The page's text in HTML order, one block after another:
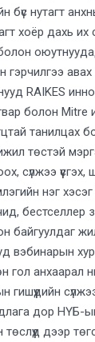
бүс нутагт
хоёр дахь их
болон
гэрчилгээ
RAIKES
болон Mitre
танилцах
төстэй
сүлжээ үүсгэх,
нэг
бестселлер
байгуулдаг
вэбинарын
гол анхаарал
дор НҮБ-
дээр